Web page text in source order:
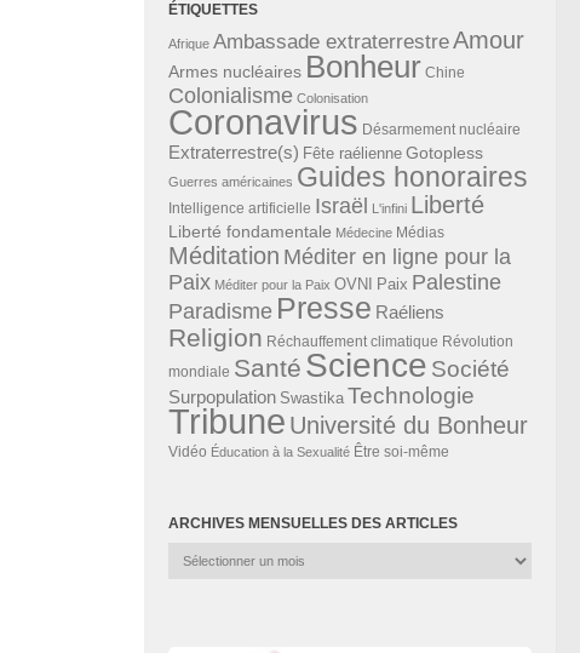
ÉTIQUETTES
Afrique Ambassade extraterrestreAmour
Armes nucléaires Bonheur Chine
Colonialisme Colonisation
Coronavirus Désarmement nucléaire
Extraterrestre(s) Fête raélienne Gotopless
Guerres américaines Guides honoraires
Intelligence artificielle Israël L'infini Liberté
Liberté fondamentale Médecine Médias
Méditation Méditer en ligne pour la
Paix Méditer pour la Paix OVNI Paix Palestine
Paradisme Presse Raéliens
Religion Réchauffement climatique Révolution
mondiale Santé Science Société
Surpopulation Swastika Technologie
Tribune Université du Bonheur
Vidéo Éducation à la Sexualité Être soi-même
ARCHIVES MENSUELLES DES ARTICLES
Archives